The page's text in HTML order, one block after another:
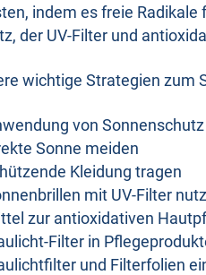
indem es freie
der UV-Filter und
wichtige Strategien zum
von
Sonne meiden
Kleidung tragen
mit UV-Filter
zur antioxidativen
Filter in
und Filterfolien